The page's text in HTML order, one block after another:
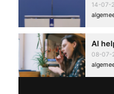
14-07-
AI
08-07-